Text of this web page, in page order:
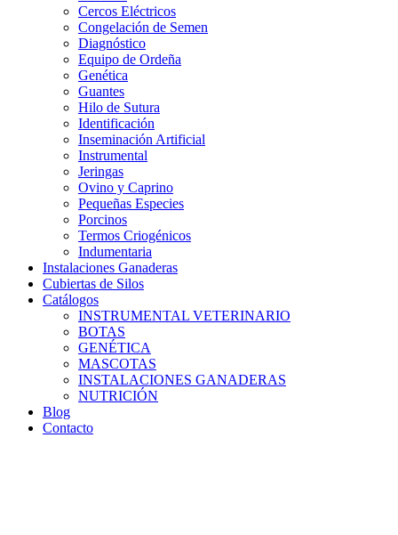
Cercos Eléctricos
Congelación de Semen
Diagnóstico
Equipo de Ordeña
Genética
Guantes
Hilo de Sutura
Identificación
Inseminación Artificial
Instrumental
Jeringas
Ovino y Caprino
Pequeñas Especies
Porcinos
Termos Criogénicos
Indumentaria
Instalaciones Ganaderas
Cubiertas de Silos
Catálogos
INSTRUMENTAL VETERINARIO
BOTAS
GENÉTICA
MASCOTAS
INSTALACIONES GANADERAS
NUTRICIÓN
Blog
Contacto